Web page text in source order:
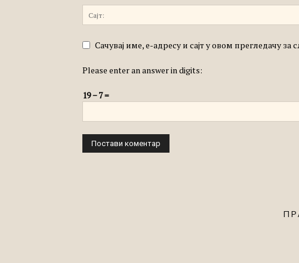
Сачувај име, е-адресу и сајт у овом прегледачу
Please enter an answer in digits:
19 − 7 =